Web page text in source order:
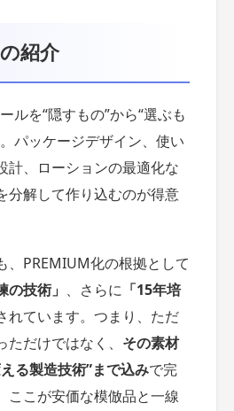
紹介
ルを“隠すもの”から“選ぶも
パッケージデザイン、使い
計、ローションの最適化な
分解して作り込むのが得意
、PREMIUM化の根拠として
の技術」 、さらに 「15年培
れています。つまり、ただ
だけではなく、 その素材
る製造技術”まで込みで完
ここが安価な模倣品と一線